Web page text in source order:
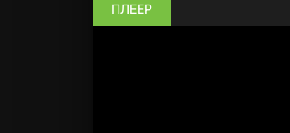
ПЛЕЕР